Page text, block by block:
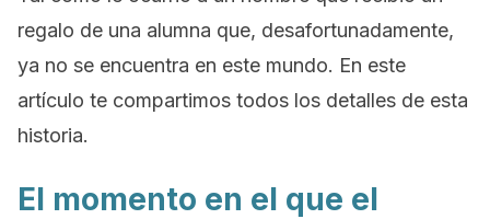
regalo de una alumna que, desafortunadamente,
ya no se encuentra en este mundo. En este
artículo te compartimos todos los detalles de esta
historia.
El momento en el que el